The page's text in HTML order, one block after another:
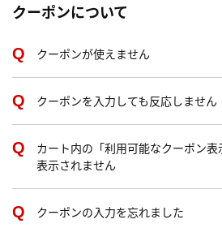
クーポンについて
クーポンが使えません
クーポンを入力しても反応しません
カート内の「利用可能なクーポン
表示されません
クーポンの入力を忘れました